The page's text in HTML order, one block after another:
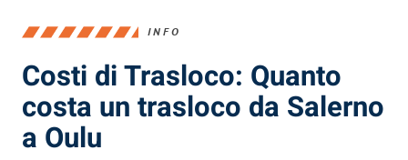
INFO
Costi di Trasloco: Quanto
costa un trasloco da Salerno
a Oulu